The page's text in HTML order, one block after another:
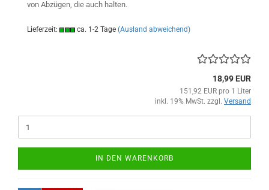
von Abzügen, die auch halten.
Lieferzeit: ca. 1-2 Tage (Ausland abweichend)
18,99 EUR
151,92 EUR pro 1 Liter
inkl. 19% MwSt. zzgl. Versand
IN DEN WARENKORB